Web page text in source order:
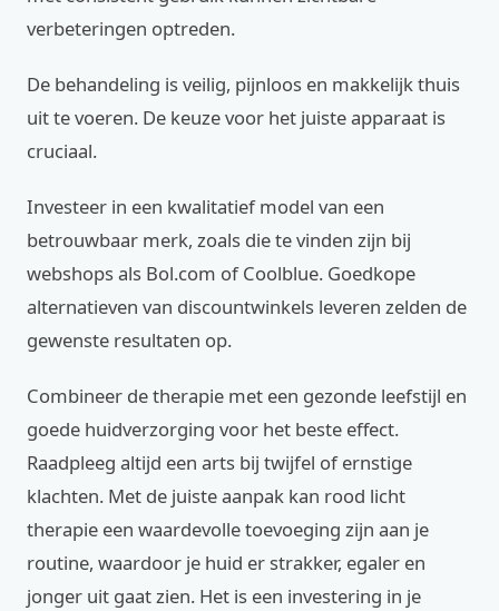
verbeteringen optreden.
De behandeling is veilig, pijnloos en makkelijk thuis
uit te voeren. De keuze voor het juiste apparaat is
cruciaal.
Investeer in een kwalitatief model van een
betrouwbaar merk, zoals die te vinden zijn bij
webshops als Bol.com of Coolblue. Goedkope
alternatieven van discountwinkels leveren zelden de
gewenste resultaten op.
Combineer de therapie met een gezonde leefstijl en
goede huidverzorging voor het beste effect.
Raadpleeg altijd een arts bij twijfel of ernstige
klachten. Met de juiste aanpak kan rood licht
therapie een waardevolle toevoeging zijn aan je
routine, waardoor je huid er strakker, egaler en
jonger uit gaat zien. Het is een investering in je